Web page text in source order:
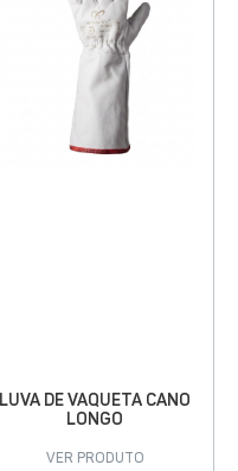
LUVA DE VAQUETA CANO
LONGO
VER PRODUTO